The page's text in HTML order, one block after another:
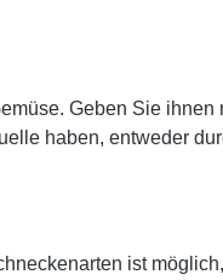
Geben Sie ihnen
haben, entweder
ist